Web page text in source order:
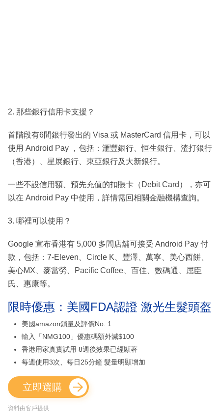
2. 那些銀行信用卡支援？
首階段有6間銀行發出的 Visa 或 MasterCard 信用卡，可以
使用 Android Pay ，包括：滙豐銀行、恒生銀行、渣打銀行
（香港）、星展銀行、東亞銀行及大新銀行。
一些不設信用額、預先充值的扣賬卡（Debit Card），亦可
以在 Android Pay 中使用，詳情需回相關金融機構查詢。
3. 哪裡可以使用？
Google 宣布香港有 5,000 多間店舖可接受 Android Pay 付
款，包括：7-Eleven、Circle K、豐澤、萬寧、美心西餅、
美心MX、麥當勞、Pacific Coffee、百佳、數碼通、屈臣
氏、惠康等。
限時優惠：美國FDA認證 激光生髮頭盔
美國amazon鎖量及評價No. 1
輸入「NMG100」優惠碼額外減$100
香港用家真實試用 8週後效果已經顯著
每週使用3次、每日25分鐘 髮量明顯增加
立即選購
資料由客戶提供